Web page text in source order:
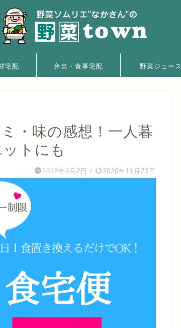
宅配 弁当・食事宅配 野菜ジュース
・味の感想！一人暮
トにも
2018年9月2日 / 2020年11月23日